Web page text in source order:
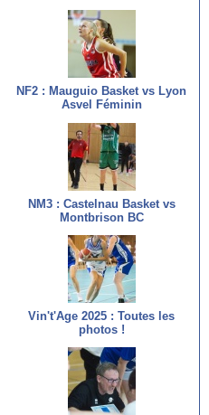
NF2 : Mauguio Basket vs Lyon
Asvel Féminin
NM3 : Castelnau Basket vs
Montbrison BC
Vin't'Age 2025 : Toutes les
photos !